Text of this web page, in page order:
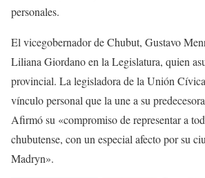
personales.
El vicegobernador de Chubut, Gustavo
Liliana Giordano en la Legislatura, quien
provincial. La legisladora de la Unión
vínculo personal que la une a su
Afirmó su «compromiso de representar a
chubutense, con un especial afecto por su
Madryn».